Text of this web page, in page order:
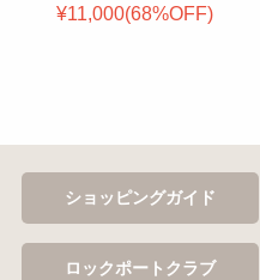
¥11,000(68%OFF)
ショッピングガイド
ロックポートクラブ